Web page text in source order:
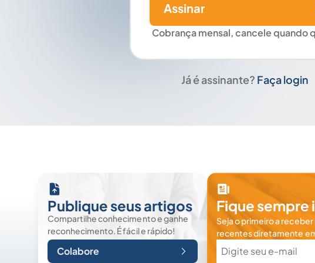
Cobrança mensal, cancele quando
Assinar
Já é assinante? Faça login
Publique seus artigos
Compartilhe conhecimento e ganhe
reconhecimento. É fácil e rápido!
Colabore
Fique
Seja o primeiro a
recentes diretamente